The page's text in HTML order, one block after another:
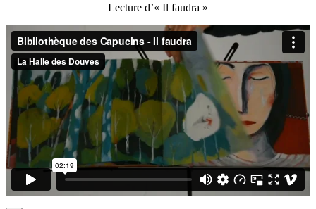
Lecture d’« Il faudra »